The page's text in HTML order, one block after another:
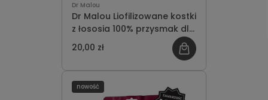
Dr Malou
Dr Malou Liofilizowane kostki
z łososia 100% przysmak dla
kotów 50g
20,00 zł
nowość